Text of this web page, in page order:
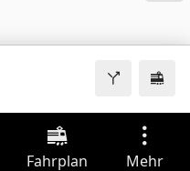
Fahrplan Mehr